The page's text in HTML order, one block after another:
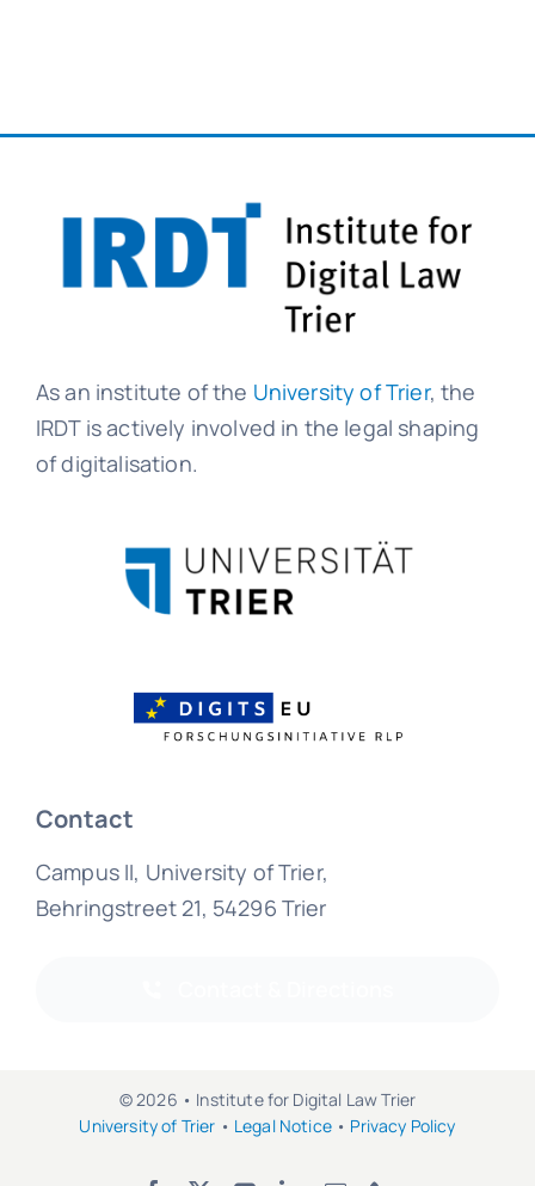
As an institute of the University of Trier, the
IRDT is actively involved in the legal shaping
of digitalisation.
Contact
Campus II, University of Trier,
Behringstreet 21, 54296 Trier
© 2026 • Institute for Digital Law Trier
University of Trier • Legal Notice• Privacy Policy